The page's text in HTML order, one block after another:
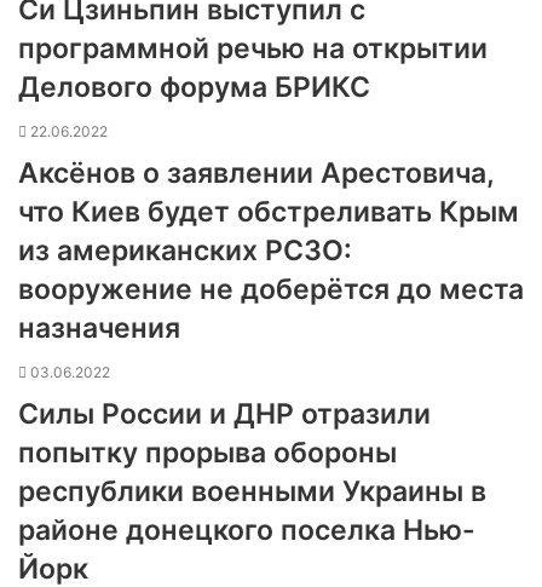
Си Цзиньпин выступил с
программной речью на открытии
Делового форума БРИКС
22.06.2022
Аксёнов о заявлении Арестовича,
что Киев будет обстреливать Крым
из американских РСЗО:
вооружение не доберётся до места
назначения
03.06.2022
Силы России и ДНР отразили
попытку прорыва обороны
республики военными Украины в
районе донецкого поселка Нью-
Йорк